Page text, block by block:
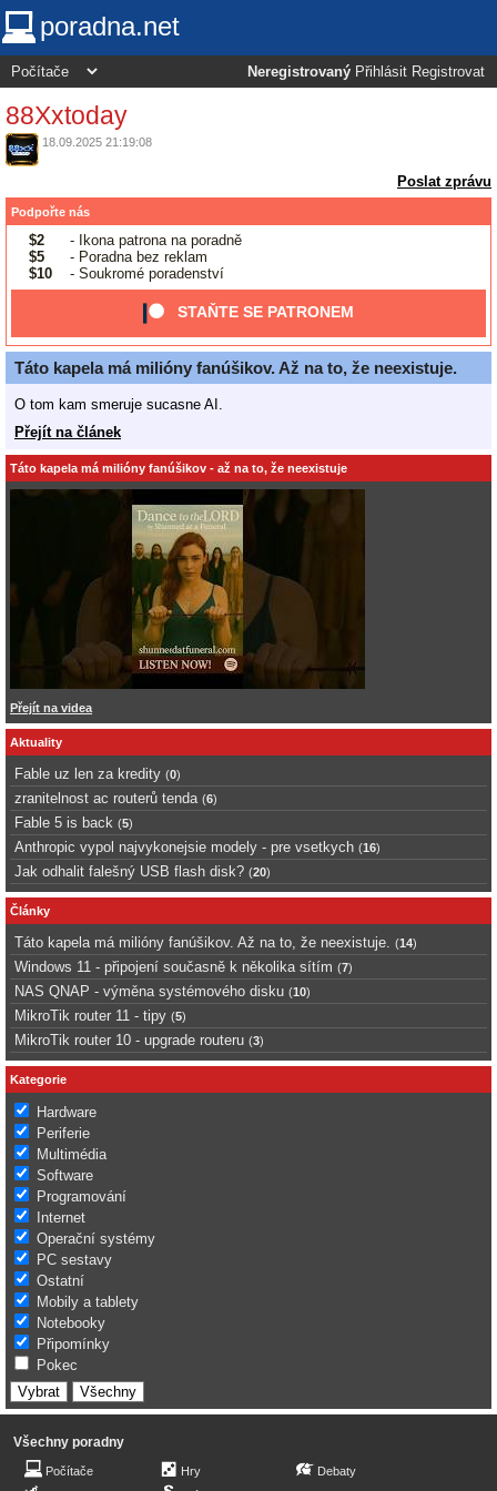
poradna.net
Neregistrovaný Přihlásit Registrovat
88Xxtoday
18.09.2025 21:19:08
Poslat zprávu
Podpořte nás
$2
- Ikona patrona na poradně
$5
- Poradna bez reklam
$10
- Soukromé poradenství
STAŇTE SE PATRONEM
Táto kapela má milióny fanúšikov. Až na to, že neexistuje.
O tom kam smeruje sucasne AI.
Přejít na článek
Táto kapela má milióny fanúšikov - až na to, že neexistuje
Přejít na videa
Aktuality
Fable uz len za kredity (0)
zranitelnost ac routerů tenda (6)
Fable 5 is back (5)
Anthropic vypol najvykonejsie modely - pre vsetkych (16)
Jak odhalit falešný USB flash disk? (20)
Články
Táto kapela má milióny fanúšikov. Až na to, že neexistuje. (14)
Windows 11 - připojení současně k několika sítím (7)
NAS QNAP - výměna systémového disku (10)
MikroTik router 11 - tipy (5)
MikroTik router 10 - upgrade routeru (3)
Kategorie
Hardware
Periferie
Multimédia
Software
Programování
Internet
Operační systémy
PC sestavy
Ostatní
Mobily a tablety
Notebooky
Připomínky
Pokec
Všechny poradny
Počítače
Hry
Debaty